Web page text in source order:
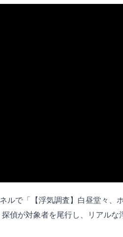
ルで「【浮気調査】白昼堂々、
偵が対象者を尾行し、リアルな